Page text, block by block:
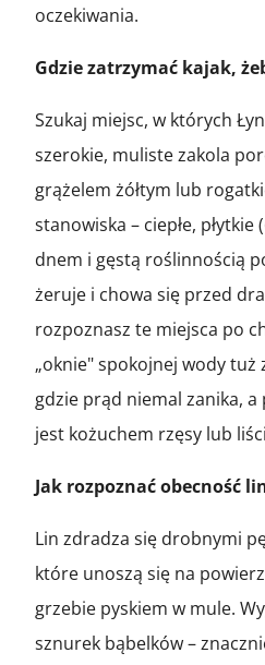
oczekiwania.
Gdzie zatrzymać kajak,
Szukaj miejsc, w których
szerokie, muliste zakola
grążelem żółtym lub
stanowiska – ciepłe, płytkie
dnem i gęstą roślinnością
żeruje i chowa się przed
rozpoznasz te miejsca po
„oknie" spokojnej wody tuż
gdzie prąd niemal zanika,
jest kożuchem rzęsy lub
Jak rozpoznać obecność
Lin zdradza się drobnymi
które unoszą się na
grzebie pyskiem w mule.
sznurek bąbelków –